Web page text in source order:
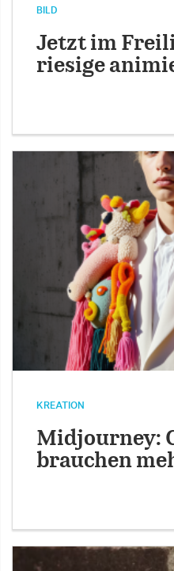
BILD
Jetzt im
riesige
KREATION
Midjourney:
brauchen